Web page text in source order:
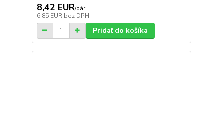
8,42 EUR/pár
6,85 EUR bez DPH
Pridať do košíka